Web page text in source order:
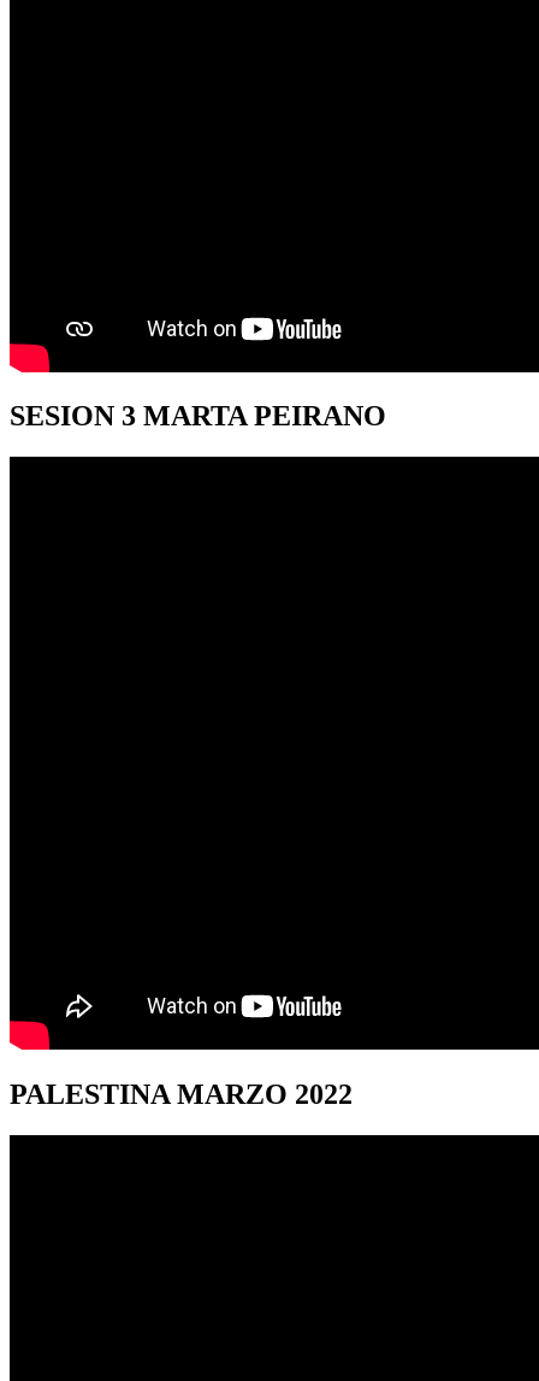
SESION 3 MARTA PEIRANO
PALESTINAMARZO 2022